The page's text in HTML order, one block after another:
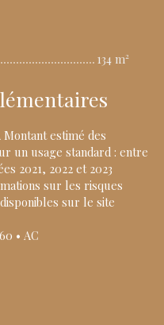
134 m²
estimé des
un usage standard : entre
2021, 2022 et 2023
sur les risques
sur le site
• AC